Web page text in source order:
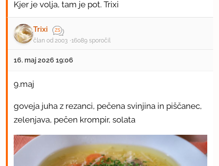
Kjer je volja, tam je pot. Trixi
Trixi
član od 2003 16089 sporočil
16. maj 2026 19:06
9.maj
goveja juha z rezanci, pečena svinjina in piščanec,
zelenjava, pečen krompir, solata